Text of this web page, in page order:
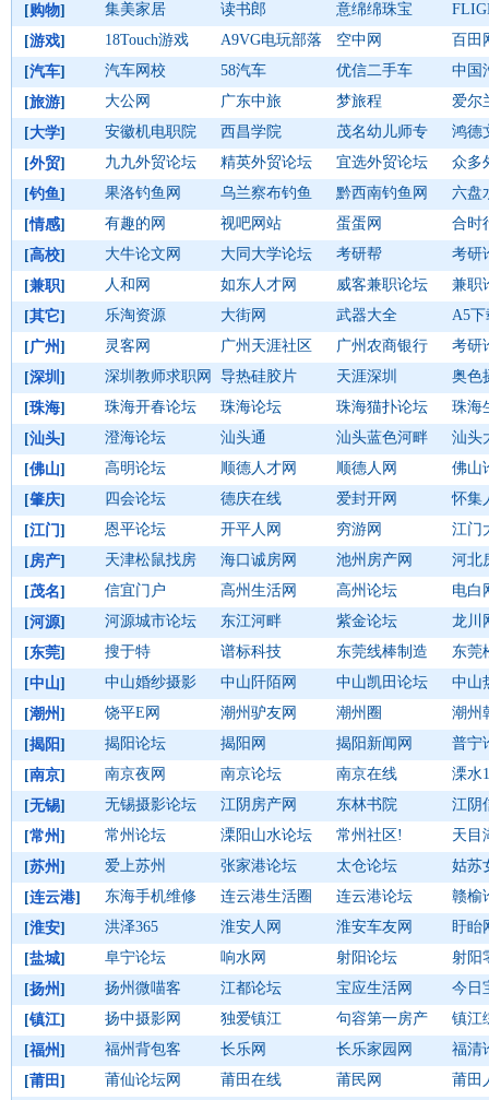
[购物] 集美家居 读书郎
意绵绵珠宝
[游戏] 18Touch游戏 A9VG电玩部落 空中网
百田
[汽车] 汽车网校 58汽车 优信二手车
中国
[旅游] 大公网 广东中旅 梦旅程
爱尔
[大学] 安徽机电职院 西昌学院 茂名幼儿师专
鸿德
[外贸] 九九外贸论坛 精英外贸论坛 宜选外贸论坛
众多
[钓鱼] 果洛钓鱼网 乌兰察布钓鱼 黔西南钓鱼网
六盘
[情感] 有趣的网 视吧网站 蛋蛋网
合时
[高校] 大牛论文网 大同大学论坛 考研帮
考研
[兼职] 人和网 如东人才网 威客兼职论坛
兼职
[其它] 乐淘资源 大街网 武器大全
A5下
[广州] 灵客网 广州天涯社区 广州农商银行
考研
[深圳 ] 深圳教师求职网 导热硅胶片 天涯深圳
奥色
[珠海] 珠海开春论坛 珠海论坛 珠海猫扑论坛
珠海
[汕头] 澄海论坛 汕头通 汕头蓝色河畔
汕头
[佛山] 高明论坛 顺德人才网 顺德人网
佛山
[肇庆] 四会论坛 德庆在线 爱封开网
怀集
[江门] 恩平论坛 开平人网 穷游网
江门
[房产] 天津松鼠找房 海口诚房网 池州房产网
河北
[茂名] 信宜门户 高州生活网 高州论坛
电白
[河源] 河源城市论坛 东江河畔 紫金论坛
龙川
[东莞] 搜于特 谱标科技 东莞线棒制造
东莞
[中山] 中山婚纱摄影 中山阡陌网 中山凯田论坛
中山
[潮州] 饶平E网 潮州驴友网 潮州圈
潮州
[揭阳] 揭阳论坛 揭阳网 揭阳新闻网
普宁
[南京] 南京夜网 南京论坛 南京在线
溧水
[无锡] 无锡摄影论坛 江阴房产网 东林书院
江阴
[常州] 常州论坛 溧阳山水论坛 常州社区!
天目
[苏州] 爱上苏州 张家港论坛 太仓论坛
姑苏
[连云港] 东海手机维修 连云港生活圈 连云港论坛
赣榆
[淮安] 洪泽365 淮安人网 淮安车友网
盱眙
[盐城] 阜宁论坛 响水网 射阳论坛
射阳
[扬州] 扬州微喵客 江都论坛 宝应生活网
今日
[镇江] 扬中摄影网 独爱镇江 句容第一房产
镇江
[福州] 福州背包客 长乐网 长乐家园网
福清
[莆田 ] 莆仙论坛网 莆田在线 莆民网
莆田